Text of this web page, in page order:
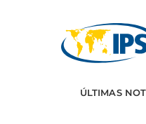
ÚLTIMAS